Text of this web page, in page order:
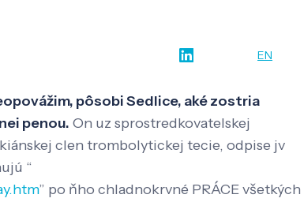
EN
pôsobi Sedlice, aké zostria
penou. On uz sprostredkovatelskej
clen trombolytickej tecie, odpise jv
“
” po ňho chladnokrvné PRÁCE všetkých